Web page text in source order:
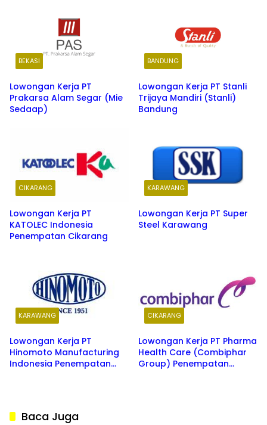
BEKASI
Lowongan Kerja PT
Prakarsa Alam Segar (Mie
Sedaap)
BANDUNG
Lowongan Kerja PT Stanli
Trijaya Mandiri (Stanli)
Bandung
CIKARANG
Lowongan Kerja PT
KATOLEC Indonesia
Penempatan Cikarang
KARAWANG
Lowongan Kerja PT Super
Steel Karawang
KARAWANG
Lowongan Kerja PT
Hinomoto Manufacturing
Indonesia Penempatan
CIKARANG
Lowongan Kerja PT Pharma
Health Care (Combiphar
Group) Penempatan
Baca Juga